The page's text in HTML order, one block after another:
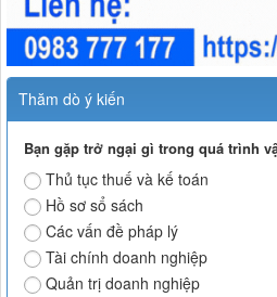
Thăm dò ý kiến
Bạn gặp trở ngại gì trong quá trình
Thủ tục thuế và kế toán
Hồ sơ sổ sách
Các vấn đề pháp lý
Tài chính doanh nghiệp
Quản trị doanh nghiệp